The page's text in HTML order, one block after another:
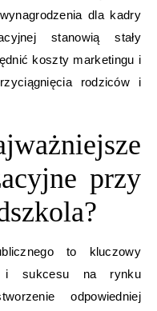
dla kadry
stanowią stały
koszty marketingu i
rodziców i
przy
to kluczowy
i sukcesu na rynku
odpowiedniej